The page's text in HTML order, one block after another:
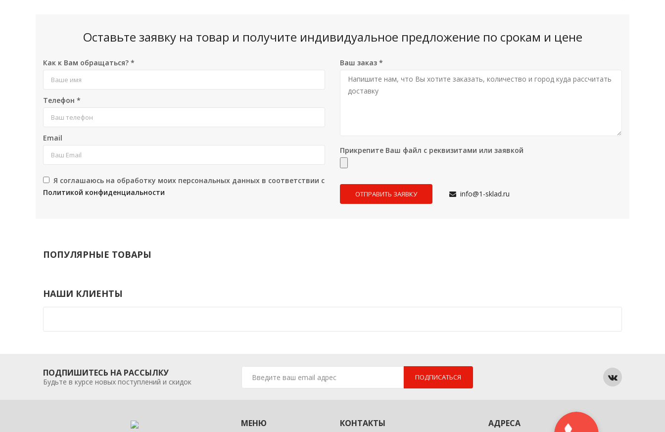
Оставьте заявку на товар и получите индивидуальное предложение по срокам и цене
Как к Вам обращаться? *
Телефон *
Email
Я соглашаюсь на обработку моих персональных данных в соответствии с
Политикой конфиденциальности
Ваш заказ *
Прикрепите Ваш файл с реквизитами или заявкой
info@1-sklad.ru
ПОПУЛЯРНЫЕ ТОВАРЫ
НАШИ КЛИЕНТЫ
ПОДПИШИТЕСЬ НА РАССЫЛКУ
Будьте в курсе новых поступлений и скидок ПОДПИСАТЬСЯ
МЕНЮ КОНТАКТЫ АДРЕСА